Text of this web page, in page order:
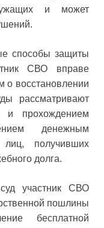
и может
способы защиты
СВО вправе
о восстановлении
рассматривают
и прохождением
денежным
получивших
долга.
участник СВО
пошлины
бесплатной